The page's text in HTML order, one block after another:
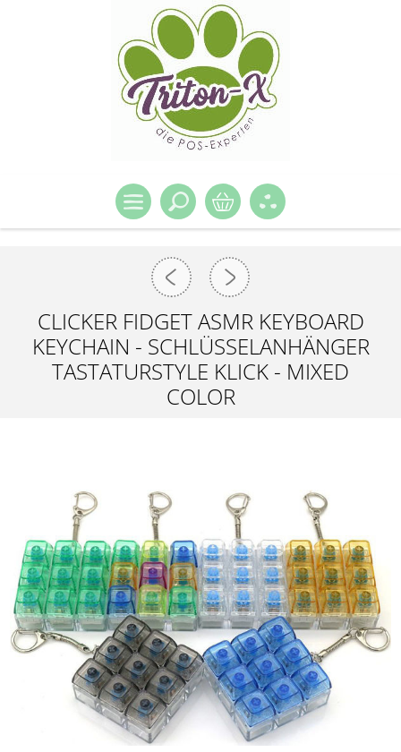
CLICKER FIDGET ASMR KEYBOARD
KEYCHAIN - SCHLÜSSELANHÄNGER
TASTATURSTYLE KLICK - MIXED
COLOR